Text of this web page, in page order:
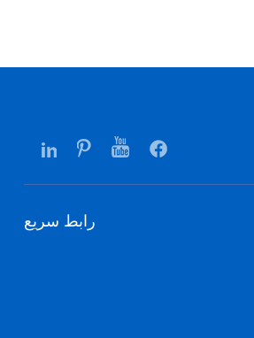
رابط سريع